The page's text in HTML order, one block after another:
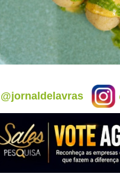
@jornaldelavras